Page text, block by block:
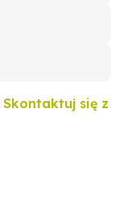
Skontaktuj się z